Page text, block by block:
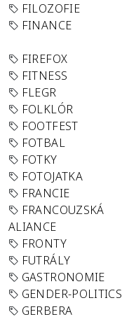
FILOZOFIE
FINANCE
FIREFOX
FITNESS
FLEGR
FOLKLÓR
FOOTFEST
FOTBAL
FOTKY
FOTOJATKA
FRANCIE
FRANCOUZSKÁ
ALIANCE
FRONTY
FUTRÁLY
GASTRONOMIE
GENDER-POLITICS
GERBERA